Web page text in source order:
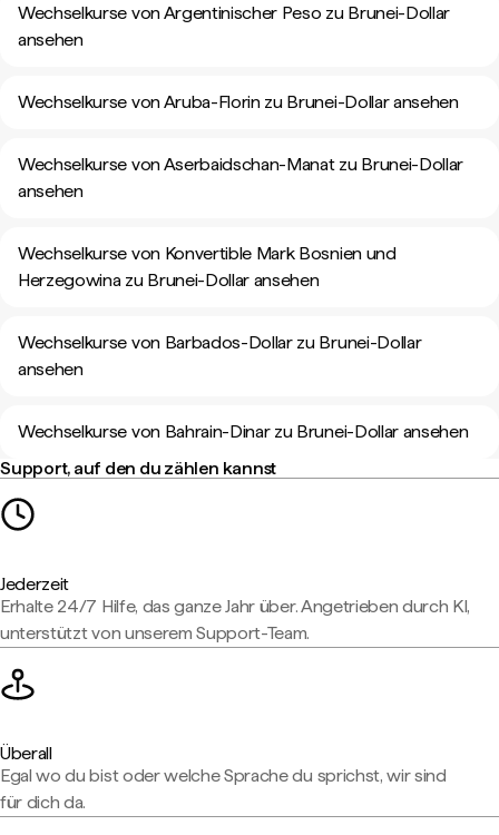
Wechselkurse von Argentinischer Peso zu Brunei-Dollar
ansehen
Wechselkurse von Aruba-Florin zu Brunei-Dollar ansehen
Wechselkurse von Aserbaidschan-Manat zu Brunei-Dollar
ansehen
Wechselkurse von Konvertible Mark Bosnien und
Herzegowina zu Brunei-Dollar ansehen
Wechselkurse von Barbados-Dollar zu Brunei-Dollar
ansehen
Wechselkurse von Bahrain-Dinar zu Brunei-Dollar ansehen
Support, auf den du zählen kannst
Jederzeit
Erhalte 24/7 Hilfe, das ganze Jahr über. Angetrieben durch KI,
unterstützt von unserem Support-Team.
Überall
Egal wo du bist oder welche Sprache du sprichst, wir sind
für dich da.